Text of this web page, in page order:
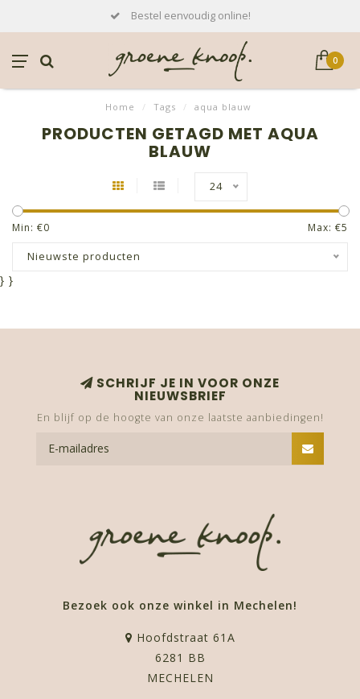
Bestel eenvoudig online!
0
Home / Tags / aqua blauw
PRODUCTEN GETAGD MET AQUA
BLAUW
24
Min: €0 Max: €5
Nieuwste producten
} }
SCHRIJF JE IN VOOR ONZE
NIEUWSBRIEF
En blijf op de hoogte van onze laatste aanbiedingen!
Bezoek ook onze winkel in Mechelen!
Hoofdstraat 61A
6281 BB
MECHELEN